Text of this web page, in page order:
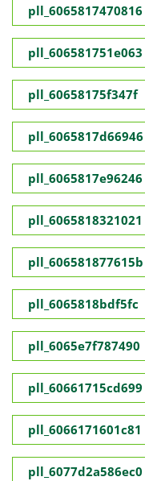
pll_6065817470816
pll_606581751e063
pll_60658175f347f
pll_6065817d66946
pll_6065817e96246
pll_6065818321021
pll_606581877615b
pll_6065818bdf5fc
pll_6065e7f787490
pll_60661715cd699
pll_6066171601c81
pll_6077d2a586ec0